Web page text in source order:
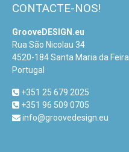
CONTACTE-NOS!
GrooveDESIGN.eu
Rua São Nicolau 34
4520-184 Santa Maria da Feira
Portugal
+351 25 679 2025
+351 96 509 0705
info@groovedesign.eu